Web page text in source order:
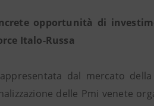
opportunità di
Italo-Russa
dal mercato
delle Pmi venete